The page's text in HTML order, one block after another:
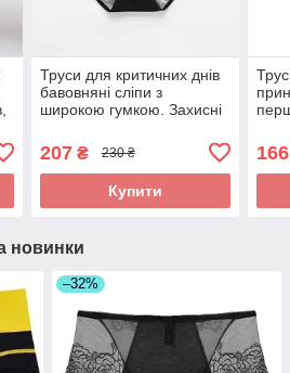
Труси для критичних днів
бавовняні сліпи з
широкою гумкою. Захисні
підстраховуючі
207₴ 230 ₴
Купити
новинки
–32%